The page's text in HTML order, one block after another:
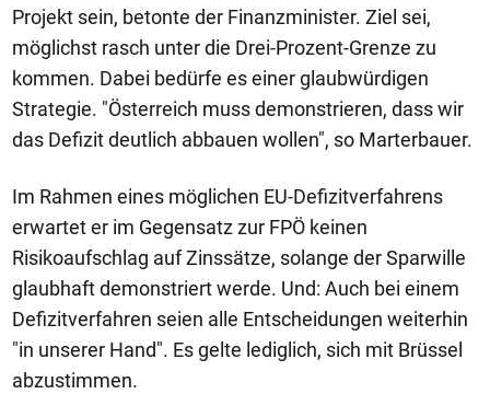
Projekt sein, betonte der Finanzminister. Ziel sei,
möglichst rasch unter die Drei-Prozent-Grenze zu
kommen. Dabei bedürfe es einer glaubwürdigen
Strategie. "Österreich muss demonstrieren, dass wir
das Defizit deutlich abbauen wollen", so Marterbauer.
Im Rahmen eines möglichen EU-Defizitverfahrens
erwartet er im Gegensatz zur FPÖ keinen
Risikoaufschlag auf Zinssätze, solange der Sparwille
glaubhaft demonstriert werde. Und: Auch bei einem
Defizitverfahren seien alle Entscheidungen weiterhin
"in unserer Hand". Es gelte lediglich, sich mit Brüssel
abzustimmen.